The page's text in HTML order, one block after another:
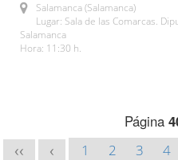
Salamanca (Salamanca)
Lugar: Sala de las Comarcas.
Salamanca
Hora: 11:30 h.
Página
<< < 1 2 3 4